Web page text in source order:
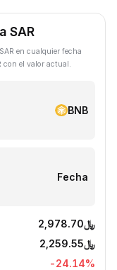
SAR
en cualquier fecha
con el valor actual.
BNB
Fecha
﷼2,978.70
﷼2,259.55
-24.14%